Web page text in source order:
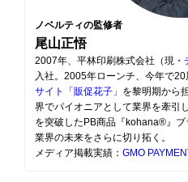
ノベルティの監修者
尾山正悟
2007年、平林印刷株式会社（現・
入社。2005年ローンチ、今年で20
サイト「販促花子」 を黎明期から
界でパイオニアとして業界を牽引
を突破したPB商品『kohana®』
業界の未来をさらに切り拓く。
メディア掲載実績： GMO